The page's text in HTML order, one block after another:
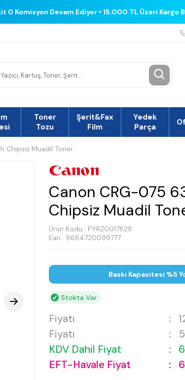
0 Komisyon Devam Ediyor • 15.000 TL Üzeri Kargo
Toner
Tozu
Şerit&Fax
Film
Yedek
Parça
Chipsiz Muadil Toner
Canon CRG-075
Chipsiz Muadil
Ürün Kodu : PYRZ0017828
Ean : 8684720099777
Baskı Kapasitesi %5
Stokta Var
Fiyatı :
Fiyatı
:
KDV Dahil Fiyat
:
EFT-Havale Fiyat
: